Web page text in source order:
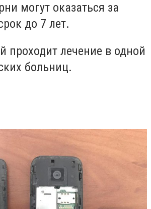
могут оказаться за
до 7 лет.
проходит лечение в одной
больниц.